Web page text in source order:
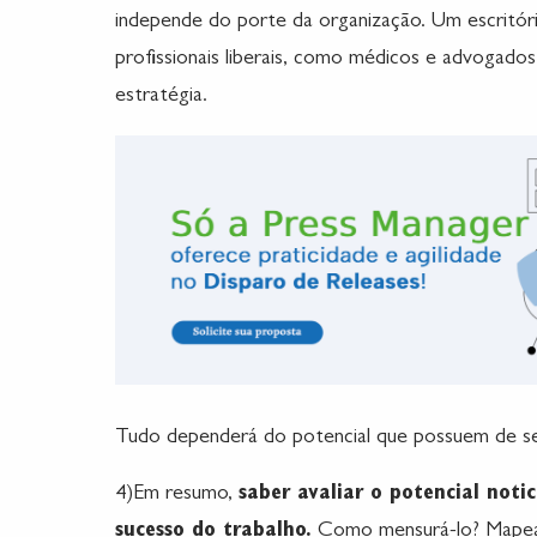
independe do porte da organização. Um
profissionais liberais, como médicos e
estratégia.
Tudo dependerá do potencial que possuem de
4)Em resumo, saber avaliar o potencial
sucesso do trabalho. Como mensurá-lo?